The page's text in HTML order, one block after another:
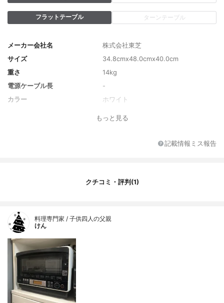
フラットテーブル ターンテーブル
メーカー会社名
株式会社東芝
サイズ
34.8cmx48.0cmx40.0cm
重さ
14kg
電源ケーブル長
-
カラー
ホワイト
-10℃、20℃、35℃、50℃
もっと見る
記載情報ミス報告
クチコミ・評判(1)
料理専門家 / 子供四人の父親
けん